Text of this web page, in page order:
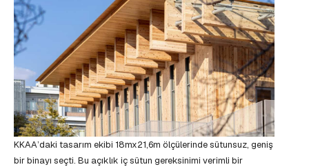
KKAA’daki tasarım ekibi 18mx21,6m ölçülerinde sütunsuz, geniş
bir binayı seçti. Bu açıklık iç sütun gereksinimi verimli bir